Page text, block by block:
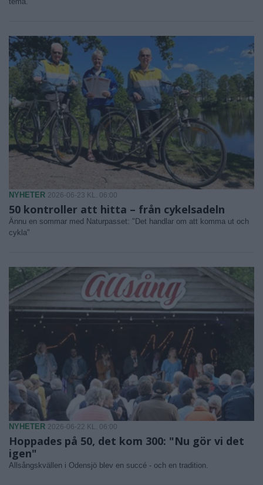
NYHETER 2026-06-23 KL. 06:00
50 kontroller att hitta – från cykelsadeln
Ännu en sommar med Naturpasset: "Det handlar om att komma ut och
cykla"
NYHETER 2026-06-22 KL. 06:00
Hoppades på 50, det kom 300: "Nu gör vi det
igen"
Allsångskvällen i Odensjö blev en succé - och en tradition.